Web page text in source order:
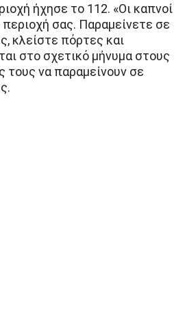
ήχησε το 112. «Οι καπνοί
σας. Παραμείνετε σε
κλείστε πόρτες και
στο σχετικό μήνυμα στους
τους να παραμείνουν σε